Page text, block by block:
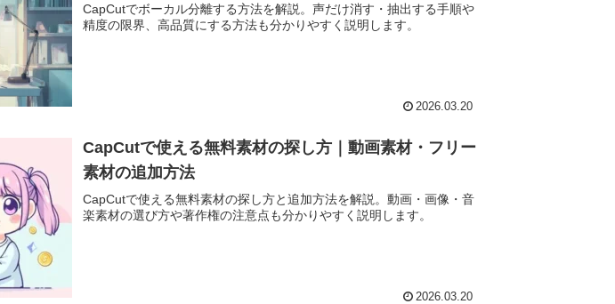
CapCutでボーカル分離する方法を解説。声だけ消す・抽出する手順や
精度の限界、高品質にする方法も分かりやすく説明します。
2026.03.20
CapCutで使える無料素材の探し方｜動画素材・フリー
素材の追加方法
CapCutで使える無料素材の探し方と追加方法を解説。動画・画像・音
楽素材の選び方や著作権の注意点も分かりやすく説明します。
2026.03.20